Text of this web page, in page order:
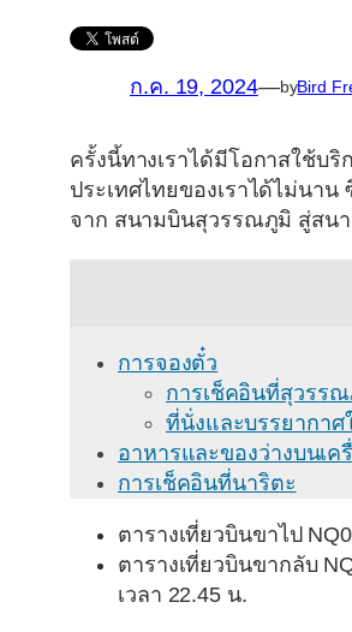
ก.ค. 19, 2024—byBird
ครั้งนี้ทางเราได้มีโอกาสใช้บริ
ประเทศไทยของเราได้ไม่นา
จาก สนามบินสุวรรณภูมิ สู่สนา
การจองตั๋ว
การเช็คอินที่สุวรร
ที่นั่งและบรรยากาศ
อาหารและของว่างบนเค
การเช็คอินที่นาริตะ
ตารางเที่ยวบินขาไป
ตารางเที่ยวบินขากลับ
เวลา 22.45 น.